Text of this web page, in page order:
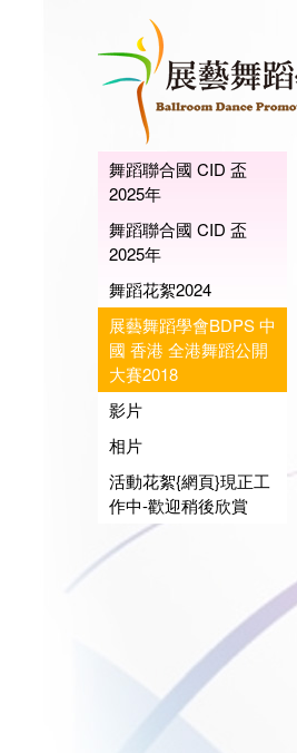
舞蹈聯合國 CID 盃
2025年
舞蹈聯合國 CID 盃
2025年
舞蹈花絮2024
展藝舞蹈學會BDPS 中
國 香港 全港舞蹈公開
大賽2018
影片
相片
活動花絮{網頁}現正工
作中-歡迎稍後欣賞